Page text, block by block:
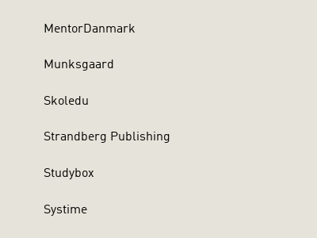
MentorDanmark
Munksgaard
Skoledu
Strandberg Publishing
Studybox
Systime